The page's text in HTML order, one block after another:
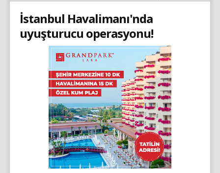
İstanbul Havalimanı'nda
uyuşturucu operasyonu!